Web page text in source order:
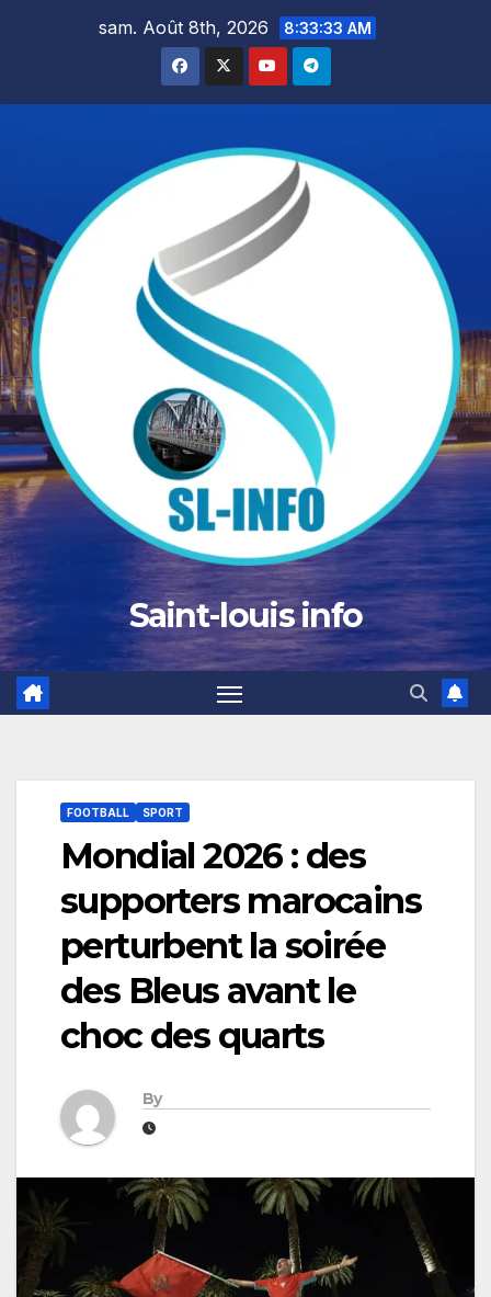
sam. Août 8th, 2026 8:33:34 AM
Saint-louis info
FOOTBALL SPORT
Mondial 2026 : des
supporters marocains
perturbent la soirée
des Bleus avant le
choc des quarts
By